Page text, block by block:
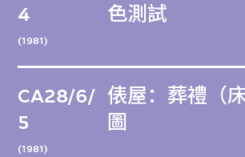
4
(1981)
色測試
CA28/6/
5
(1981)
俵屋：葬禮（
圖